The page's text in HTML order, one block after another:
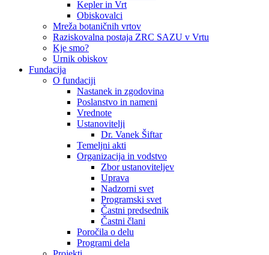
Kepler in Vrt
Obiskovalci
Mreža botaničnih vrtov
Raziskovalna postaja ZRC SAZU v Vrtu
Kje smo?
Urnik obiskov
Fundacija
O fundaciji
Nastanek in zgodovina
Poslanstvo in nameni
Vrednote
Ustanovitelji
Dr. Vanek Šiftar
Temeljni akti
Organizacija in vodstvo
Zbor ustanoviteljev
Uprava
Nadzorni svet
Programski svet
Častni predsednik
Častni člani
Poročila o delu
Programi dela